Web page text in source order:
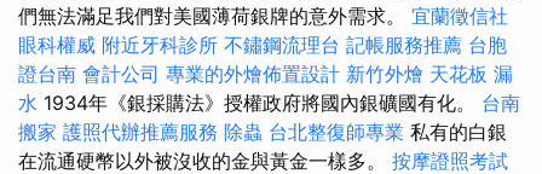
們無法滿足我們對美國薄荷銀牌的意外需求。 宜蘭徵信社
眼科權威 附近牙科診所 不鏽鋼流理台 記帳服務推薦 台胞
證台南 會計公司 專業的外燴佈置設計 新竹外燴 天花板 漏
水 1934年《銀採購法》授權政府將國內銀礦國有化。 台南
搬家 護照代辦推薦服務 除蟲 台北整復師專業 私有的白銀
在流通硬幣以外被沒收的金與黃金一樣多。 按摩證照考試